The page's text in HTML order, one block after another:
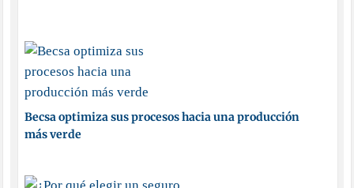
Becsa optimiza sus procesos hacia una producción
más verde